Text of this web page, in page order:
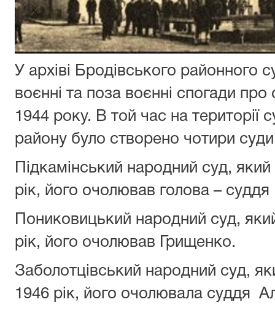
У архіві Бродівського районного
воєнні та поза воєнні спогади
1944 року. В той час на території
району було створено чотири
Підкамінський народний суд,
рік, його очолював голова –
Пониковицький народний суд,
рік, його очолював Грищенко.
Заболотцівський народний суд,
1946 рік, його очолювала суддя